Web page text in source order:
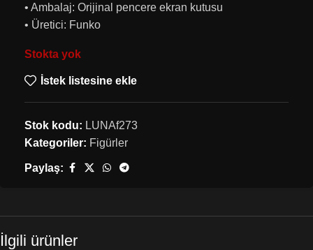
• Ambalaj: Orijinal pencere ekran kutusu
• Üretici: Funko
Stokta yok
İstek listesine ekle
Stok kodu: LUNAf273
Kategoriler: Figürler
Paylaş:
İlgili ürünler